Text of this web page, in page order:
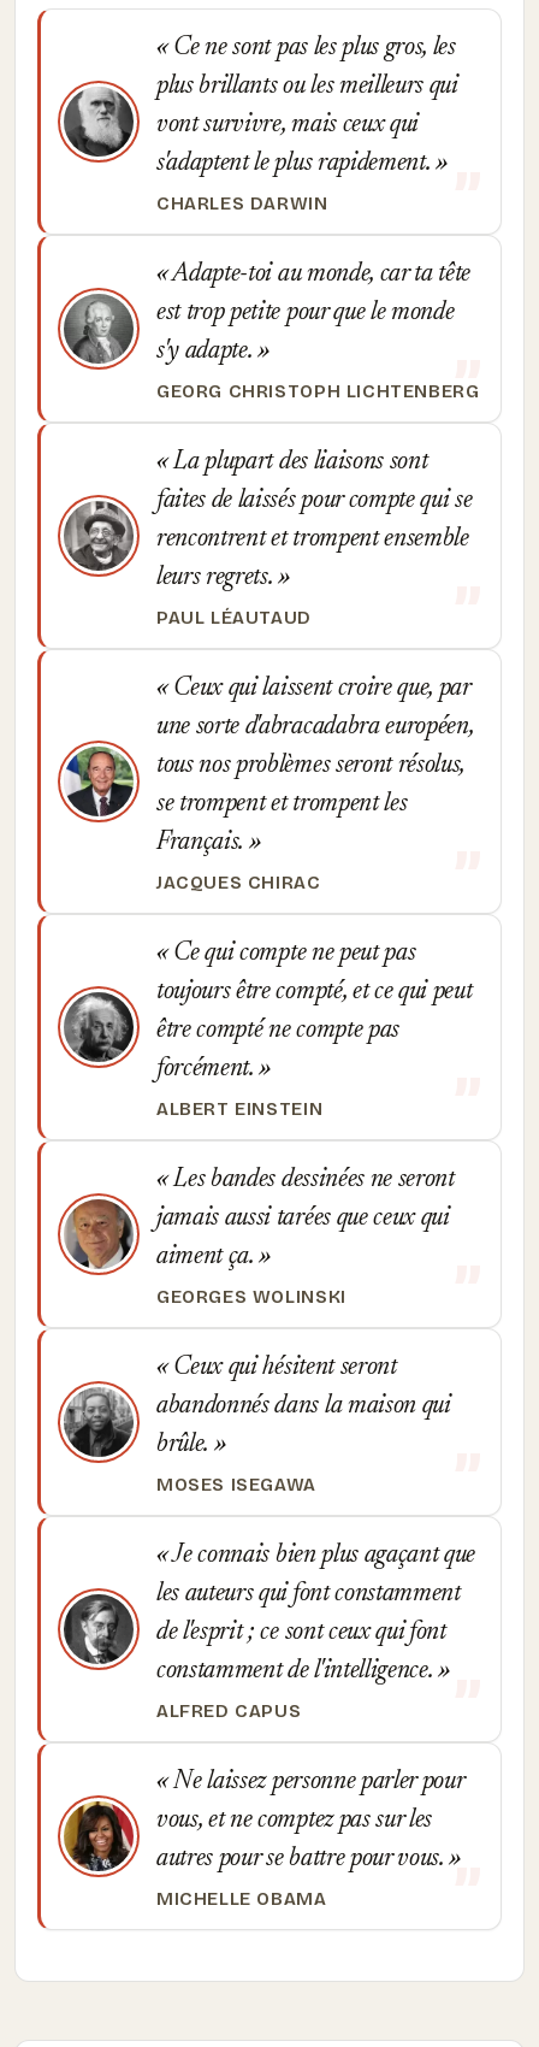
Ce ne sont pas les plus gros, les
plus brillants ou les meilleurs qui
vont survivre, mais ceux qui
s'adaptent le plus rapidement.
CHARLES DARWIN
Adapte-toi au monde, car ta tête
est trop petite pour que le monde
s'y adapte.
GEORG CHRISTOPH LICHTENBERG
La plupart des liaisons sont
faites de laissés pour compte qui se
rencontrent et trompent ensemble
leurs regrets.
PAUL LÉAUTAUD
Ceux qui laissent croire que, par
une sorte d'abracadabra européen,
tous nos problèmes seront résolus,
se trompent et trompent les
Français.
JACQUES CHIRAC
Ce qui compte ne peut pas
toujours être compté, et ce qui peut
être compté ne compte pas
forcément.
ALBERT EINSTEIN
Les bandes dessinées ne seront
jamais aussi tarées que ceux qui
aiment ça.
GEORGES WOLINSKI
Ceux qui hésitent seront
abandonnés dans la maison qui
brûle.
MOSES ISEGAWA
Je connais bien plus agaçant que
les auteurs qui font constamment
de l'esprit ; ce sont ceux qui font
constamment de l'intelligence.
ALFRED CAPUS
Ne laissez personne parler pour
vous, et ne comptez pas sur les
autres pour se battre pour vous.
MICHELLE OBAMA